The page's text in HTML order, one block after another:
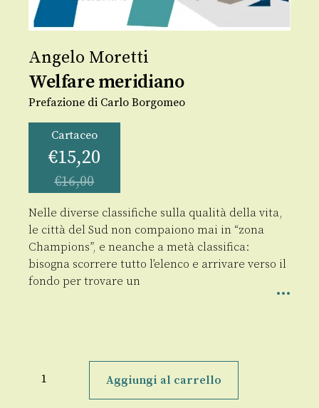
Angelo Moretti
Welfare meridiano
Prefazione di Carlo Borgomeo
Cartaceo
€15,20
€16,00
Nelle diverse classifiche sulla qualità della vita,
le città del Sud non compaiono mai in “zona
Champions”, e neanche a metà classifica:
bisogna scorrere tutto l’elenco e arrivare verso il
fondo per trovare un
meridiano
Aggiungi al carrello